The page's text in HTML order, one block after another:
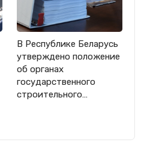
В Республике Беларусь
утверждено положение
об органах
государственного
строительного…